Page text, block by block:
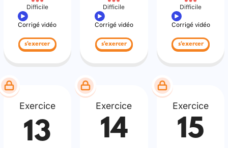
Difficile
Corrigé vidéo
s'exercer
Difficile
Corrigé vidéo
s'exercer
Difficile
Corrigé vidéo
s'exercer
Exercice
13
Exercice
14
Exercice
15